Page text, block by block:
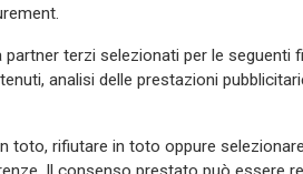
terzi selezionati per le seguenti
analisi delle prestazioni
toto, rifiutare in toto oppure